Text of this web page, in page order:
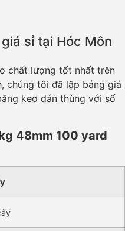
sỉ tại Hóc Môn
chất lượng tốt nhất trên
chúng tôi đã lập bảng giá
keo dán thùng với số
48mm 100 yard